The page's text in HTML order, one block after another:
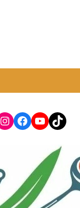
Instagram
Facebook
YouTube
TikTok